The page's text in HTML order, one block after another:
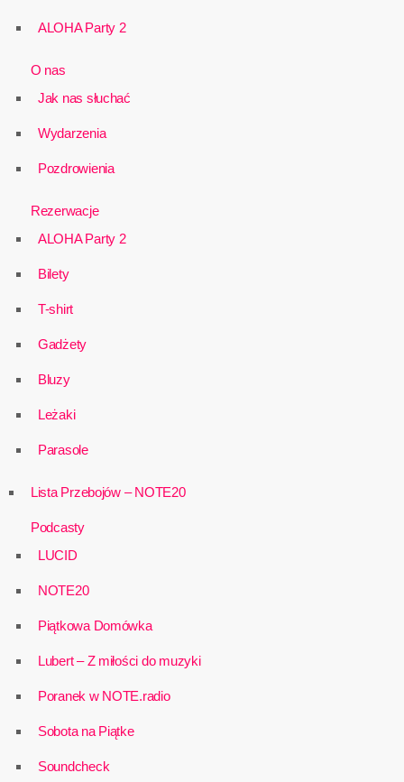
ALOHA Party 2
O nas
Jak nas słuchać
Wydarzenia
Pozdrowienia
Rezerwacje
ALOHA Party 2
Bilety
T-shirt
Gadżety
Bluzy
Leżaki
Parasole
Lista Przebojów – NOTE20
Podcasty
LUCID
NOTE20
Piątkowa Domówka
Lubert – Z miłości do muzyki
Poranek w NOTE.radio
Sobota na Piątke
Soundcheck